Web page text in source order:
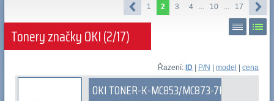
1 2 3 4 ... 10 ... 17
Tonery značky OKI (2/17)
Řazení: ID P/N |model |cena
OKI TONER-K-MC853/MC873-7K